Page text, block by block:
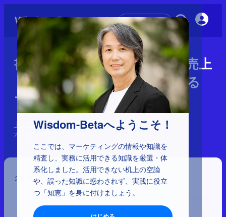
Wisdom-Betaへようこそ！
ここでは、マーケティングの情報や知識を
精査し、実務に活用できる知識を厳選・体
系化しました。活用できない机上の空論
や、誤った知識に惑わされず、実践に役立
つ「知恵」を身に付けましょう。
初めての方へ
書籍紹介：『良い売上、悪い売上
「利益」を最大化し持続させる
マーケティングの根幹』
トピック
2025年10月15日
シェア